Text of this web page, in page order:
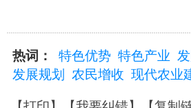
热词： 特色优势 特色产业
发展规划
农民增收 现代农业